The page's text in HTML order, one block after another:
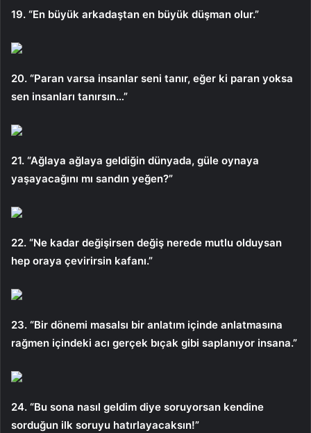
19. “En büyük arkadaştan en büyük düşman olur.”
20. “Paran varsa insanlar seni tanır, eğer ki paran yoksa
sen insanları tanırsın…”
21. “Ağlaya ağlaya geldiğin dünyada, güle oynaya
yaşayacağını mı sandın yeğen?”
22. “Ne kadar değişirsen değiş nerede mutlu olduysan
hep oraya çevirirsin kafanı.”
23. “Bir dönemi masalsı bir anlatım içinde anlatmasına
rağmen içindeki acı gerçek bıçak gibi saplanıyor insana.”
24. “Bu sona nasıl geldim diye soruyorsan kendine
sorduğun ilk soruyu hatırlayacaksın!”